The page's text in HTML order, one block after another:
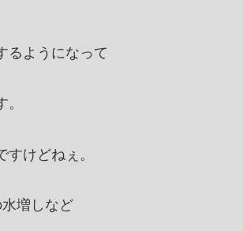
るようになって
けどねぇ。
増しなど